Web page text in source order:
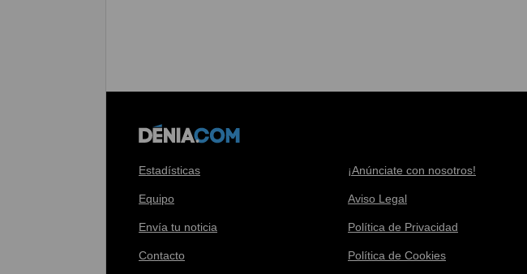
Estadísticas
Equipo
Envía tu noticia
Contacto
¡Anúnciate con nosotros!
Aviso Legal
Política de Privacidad
Política de Cookies